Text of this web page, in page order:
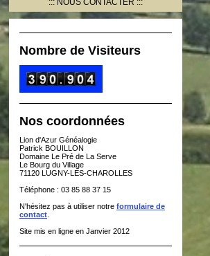
NOUS CONTACTER
Nombre de Visiteurs
Nos coordonnées
Lion d'Azur Généalogie
Patrick BOUILLON
Domaine Le Pré de La Serve
Le Bourg du Village
71120 LUGNY-LES-CHAROLLES
Téléphone : 03 85 88 37 15
N'hésitez pas à utiliser notre formulaire de
contact
Site mis en ligne en Janvier 2012